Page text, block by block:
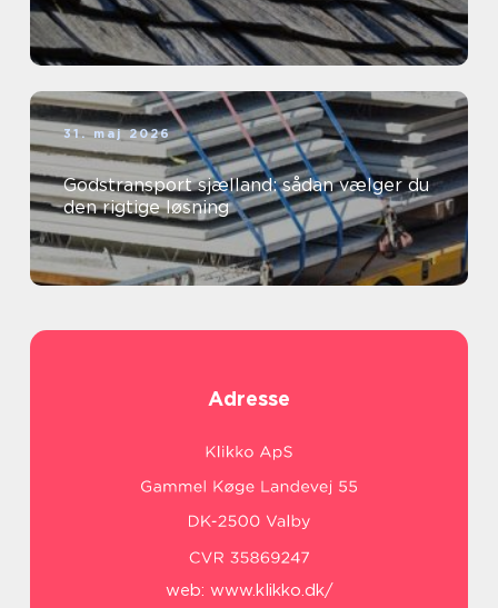
31. maj 2026
Godstransport sjælland: sådan vælger du
den rigtige løsning
Adresse
web: www.klikko.dk/